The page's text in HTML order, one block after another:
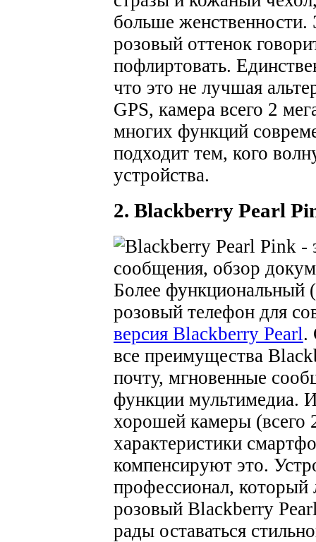
больше женственности.
розовый оттенок
пофлиртовать.
что это не лучшая
GPS, камера всего 2
многих функций
подходит тем, кого
устройства.
2. Blackberry Pearl
Более функциональный
розовый телефон для
версия Blackberry Pearl.
все преимущества
почту, мгновенные
функции мультимедиа.
хорошей камеры (всего
характеристики
компенсируют это.
профессионал, который
розовый Blackberry
рады оставаться